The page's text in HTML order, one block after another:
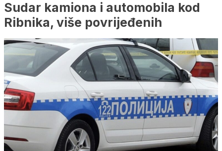
Sudar kamiona i automobila kod
Ribnika, više povrijeđenih